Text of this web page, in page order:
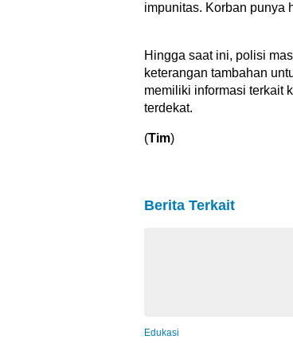
impunitas. Korban punya
Hingga saat ini, polisi
keterangan tambahan
memiliki informasi terkait
terdekat.
(Tim)
Berita Terkait
Edukasi